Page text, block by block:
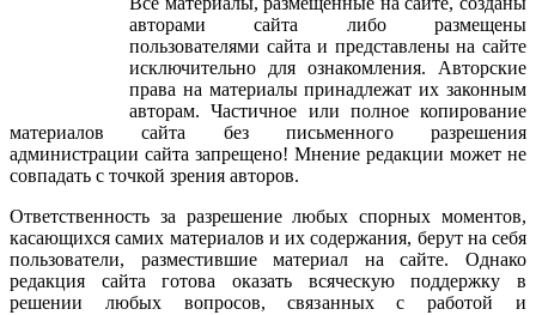
Все материалы, размещенные на сайте, созданы
авторами сайта либо размещены
пользователями сайта и представлены на сайте
исключительно для ознакомления. Авторские
права на материалы принадлежат их законным
авторам. Частичное или полное копирование
материалов сайта без письменного разрешения
администрации сайта запрещено! Мнение редакции может не
совпадать с точкой зрения авторов.
Ответственность за разрешение любых спорных моментов,
касающихся самих материалов и их содержания, берут на себя
пользователи, разместившие материал на сайте. Однако
редакция сайта готова оказать всяческую поддержку в